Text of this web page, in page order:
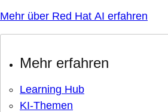
Mehr über Red Hat AI erfahren
Mehr erfahren
Learning Hub
KI-Themen